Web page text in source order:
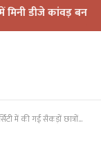
कांवड़ बना आकर्षण
गई सैकड़ों छात्रों की टेस्टिंग।